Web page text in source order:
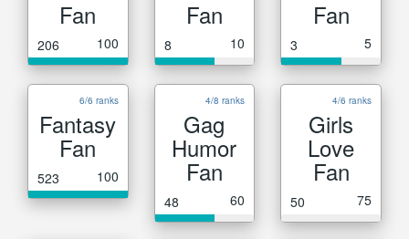
Fan
206 100
Fan
8 10
Fan
3 5
6/6 ranks
Fantasy
Fan
523 100
4/8 ranks
Gag
Humor
Fan
48 60
4/6 ranks
Girls
Love
Fan
50 75